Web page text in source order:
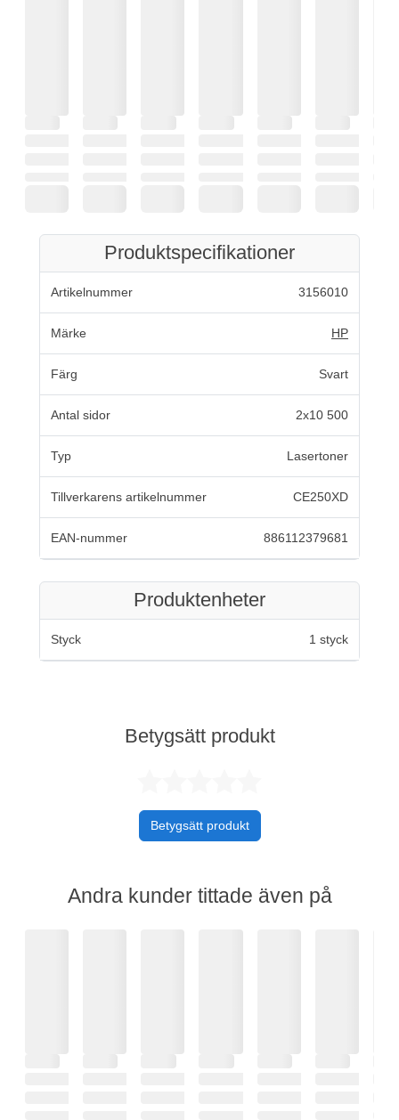
Produktspecifikationer
Artikelnummer 3156010
Märke HP
Färg Svart
Antal sidor 2x10 500
Typ Lasertoner
Tillverkarens artikelnummer CE250XD
EAN-nummer 886112379681
Produktenheter
Styck 1 styck
Betygsätt produkt
Betygsätt produkt
Andra kunder tittade även på